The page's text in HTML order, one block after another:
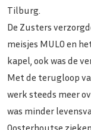
Tilburg.
De Zusters
meisjes MULO en
kapel, ook was de
Met de terugloop
werk steeds meer
was minder
Oosterhoutse